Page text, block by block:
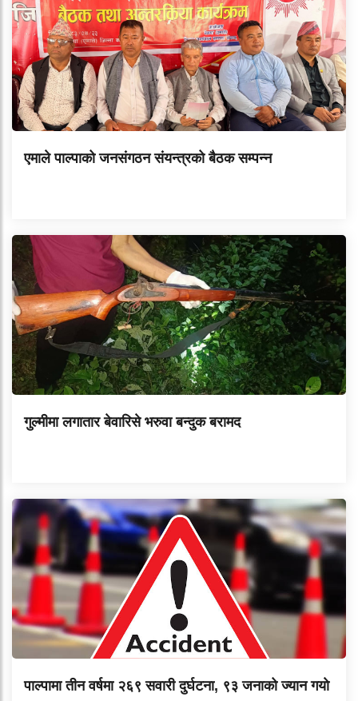
एमाले पाल्पाको जनसंगठन संयन्त्रको बैठक सम्पन्न
गुल्मीमा लगातार बेवारिसे भरुवा बन्दुक बरामद
पाल्पामा तीन वर्षमा २६९ सवारी दुर्घटना, ९३ जनाको ज्यान गयाे